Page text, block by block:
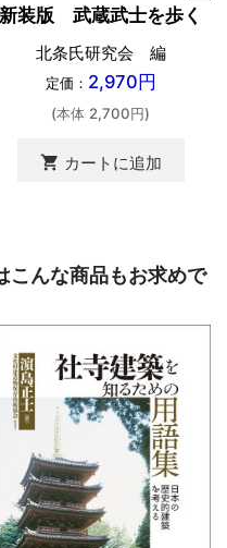
新装版 武蔵武士を歩く
北条氏研究会 編
定価： 2,970円
(本体 2,700円)
shopping_cart カートに追加
こんな商品もお求めで